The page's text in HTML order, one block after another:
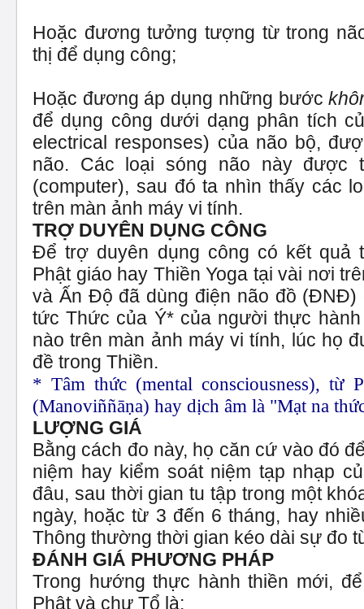
Hoặc đương tưởng tượng từ trong
thị để dụng công;
Hoặc đương áp dụng những bước
để dụng công dưới dạng phân tích
electrical responses) của não bộ,
não. Các loại sóng não này được
(computer), sau đó ta nhìn thấy các
trên màn ảnh máy vi tính.
TRỢ DUYÊN DỤNG CÔNG
Để trợ duyên dụng công có kết quả
Phật giáo hay Thiền Yoga tại vài nơi
và Ấn Độ đã dùng điện não đồ
tức Thức của Ý* của người thực
nào trên màn ảnh máy vi tính, lúc họ
đề trong Thiền.
* Tâm thức (mental consciousness), từ
(Manoviññāṇa) hay dịch âm là "Mạt na
LƯỢNG GIÁ
Bằng cách đo này, họ căn cứ vào đó
niệm hay kiểm soát niệm tạp nhạp
đâu, sau thời gian tu tập trong một
ngày, hoặc từ 3 đến 6 tháng, hay
Thông thường thời gian kéo dài sự đo
ĐÁNH GIÁ PHƯƠNG PHÁP
Trong hướng thực hành thiền mới,
Phật và chư Tổ là: